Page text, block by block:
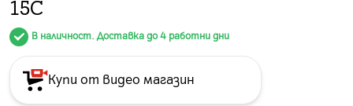
15C
В наличност. Доставка до 4 работни дни
Купи от видео магазин